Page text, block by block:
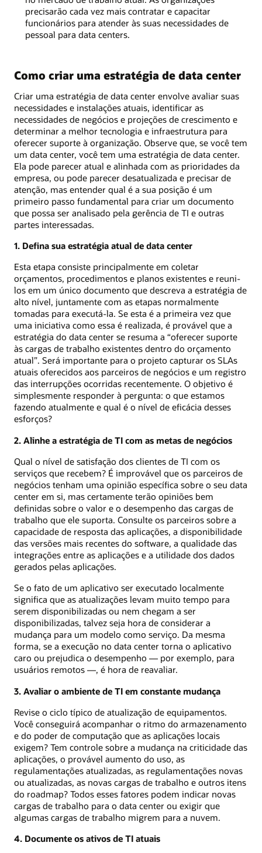
precisarão cada vez mais contratar e capacitar
funcionários para atender às suas necessidades de
pessoal para data centers.
Como criar uma estratégia de data center
Criar uma estratégia de data center envolve avaliar suas
necessidades e instalações atuais, identificar as
necessidades de negócios e projeções de crescimento e
determinar a melhor tecnologia e infraestrutura para
oferecer suporte à organização. Observe que, se você tem
um data center, você tem uma estratégia de data center.
Ela pode parecer atual e alinhada com as prioridades da
empresa, ou pode parecer desatualizada e precisar de
atenção, mas entender qual é a sua posição é um
primeiro passo fundamental para criar um documento
que possa ser analisado pela gerência de TI e outras
partes interessadas.
1. Defina sua estratégia atual de data center
Esta etapa consiste principalmente em coletar
orçamentos, procedimentos e planos existentes e reuni-
los em um único documento que descreva a estratégia de
alto nível, juntamente com as etapas normalmente
tomadas para executá-la. Se esta é a primeira vez que
uma iniciativa como essa é realizada, é provável que a
estratégia do data center se resuma a “oferecer suporte
às cargas de trabalho existentes dentro do orçamento
atual”. Será importante para o projeto capturar os SLAs
atuais oferecidos aos parceiros de negócios e um registro
das interrupções ocorridas recentemente. O objetivo é
simplesmente responder à pergunta: o que estamos
fazendo atualmente e qual é o nível de eficácia desses
esforços?
2. Alinhe a estratégia de TI com as metas de negócios
Qual o nível de satisfação dos clientes de TI com os
serviços que recebem? É improvável que os parceiros de
negócios tenham uma opinião específica sobre o seu data
center em si, mas certamente terão opiniões bem
definidas sobre o valor e o desempenho das cargas de
trabalho que ele suporta. Consulte os parceiros sobre a
capacidade de resposta das aplicações, a disponibilidade
das versões mais recentes do software, a qualidade das
integrações entre as aplicações e a utilidade dos dados
gerados pelas aplicações.
Se o fato de um aplicativo ser executado localmente
significa que as atualizações levam muito tempo para
serem disponibilizadas ou nem chegam a ser
disponibilizadas, talvez seja hora de considerar a
mudança para um modelo como serviço. Da mesma
forma, se a execução no data center torna o aplicativo
caro ou prejudica o desempenho — por exemplo, para
usuários remotos —, é hora de reavaliar.
3. Avaliar o ambiente de TI em constante mudança
Revise o ciclo típico de atualização de equipamentos.
Você conseguirá acompanhar o ritmo do armazenamento
e do poder de computação que as aplicações locais
exigem? Tem controle sobre a mudança na criticidade das
aplicações, o provável aumento do uso, as
regulamentações atualizadas, as regulamentações novas
ou atualizadas, as novas cargas de trabalho e outros itens
do roadmap? Todos esses fatores podem indicar novas
cargas de trabalho para o data center ou exigir que
algumas cargas de trabalho migrem para a nuvem.
4. Documente os ativos de TI atuais